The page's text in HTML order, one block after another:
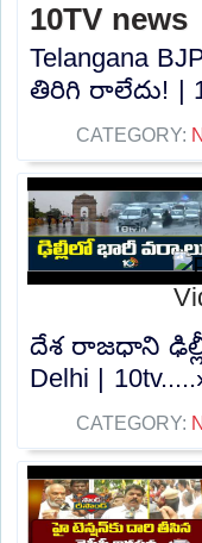
10TV news
Telangana
తిరిగి రాలేదు! |
CATEGORY:
దేశ రాజధాని
Delhi |
CATEGORY: